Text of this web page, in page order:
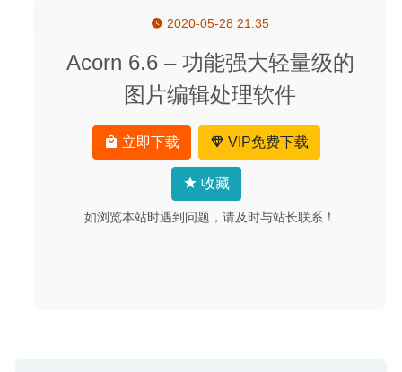
2020-05-28 21:35
Acorn 6.6 – 功能强大轻量级的
图片编辑处理软件
立即下载 VIP免费下载
收藏
如浏览本站时遇到问题，请及时与站长联系！
iShot 1.6.9 for Mac中文版-非常优秀的截图录屏的神器
Troga 1.9.3 – 简单快速的翻译工具 2020-09-09
Vidmore Player 1.0.68 – 好用的4K蓝光播放软件
Canvas X Draw 26.0.1 – 专业的矢量插图绘图工具
Buttercup 2.14.2 中文版-精美且简单的跨平台同步密码管理
2022-01-23